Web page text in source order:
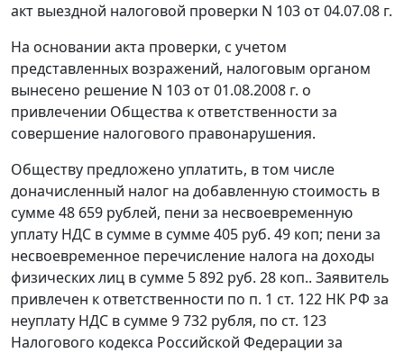
акт выездной налоговой проверки N 103 от 04.07.08 г.
На основании акта проверки, с учетом
представленных возражений, налоговым органом
вынесено решение N 103 от 01.08.2008 г. о
привлечении Общества к ответственности за
совершение налогового правонарушения.
Обществу предложено уплатить, в том числе
доначисленный налог на добавленную стоимость в
сумме 48 659 рублей, пени за несвоевременную
уплату НДС в сумме в сумме 405 руб. 49 коп; пени за
несвоевременное перечисление налога на доходы
физических лиц в сумме 5 892 руб. 28 коп.. Заявитель
привлечен к ответственности по п. 1 ст. 122 НК РФ за
неуплату НДС в сумме 9 732 рубля, по ст. 123
Налогового кодекса Российской Федерации за